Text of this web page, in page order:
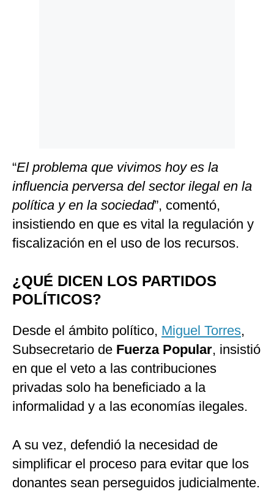
“El problema que vivimos hoy es la
influencia perversa del sector ilegal en la
política y en la sociedad”, comentó,
insistiendo en que es vital la regulación y
fiscalización en el uso de los recursos.
¿QUÉ DICEN LOS PARTIDOS
POLÍTICOS?
Desde el ámbito político, Miguel Torres,
Subsecretario de Fuerza Popular, insistió
en que el veto a las contribuciones
privadas solo ha beneficiado a la
informalidad y a las economías ilegales.
A su vez, defendió la necesidad de
simplificar el proceso para evitar que los
donantes sean perseguidos judicialmente.